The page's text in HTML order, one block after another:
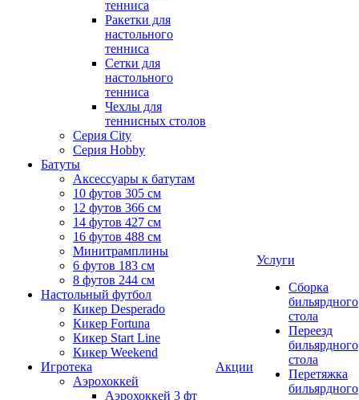
тенниса
Ракетки для
настольного
тенниса
Сетки для
настольного
тенниса
Чехлы для
теннисных столов
Серия City
Серия Hobby
Батуты
Аксессуары к батутам
10 футов 305 см
12 футов 366 см
14 футов 427 см
16 футов 488 см
Минитрамплины
6 футов 183 см
8 футов 244 см
Настольный футбол
Кикер Desperado
Кикер Fortuna
Кикер Start Line
Кикер Weekend
Игротека
Аэрохоккей
Аэрохоккей 3 фт
Акции
Услуги
Сборка
бильярдного
стола
Переезд
бильярдного
стола
Перетяжка
бильярдного